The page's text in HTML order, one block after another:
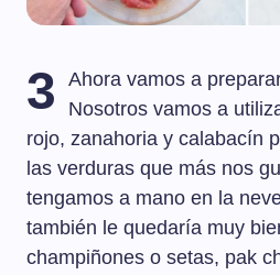
3
Ahora vamos a
Nosotros vamos a
rojo, zanahoria y calabacín
las verduras que más nos
tengamos a mano en la
también le quedaría muy
champiñones o setas, pak